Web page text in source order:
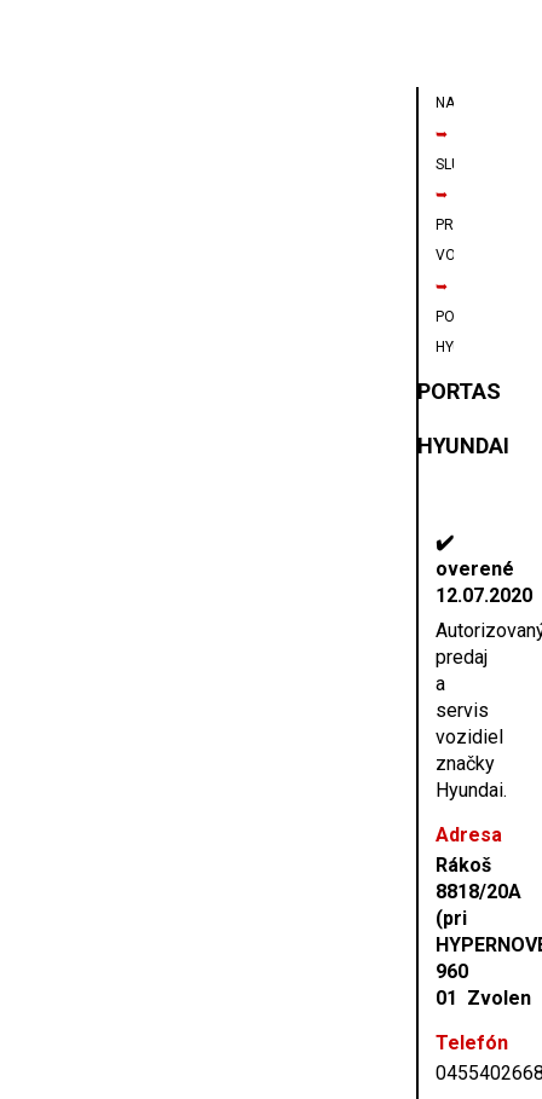
NAVIGÁCIA
➥
SLUŽBY
➥
PREDAJ
VOZIDIEL
➥
PORTAS
HYUNDAI
PORTAS
HYUNDAI
✔️
overené
12.07.2020
predaj
a
servis
vozidiel
značky
Hyundai.
Adresa
Rákoš
8818/20A
(pri
960
01 Zvolen
Telefón